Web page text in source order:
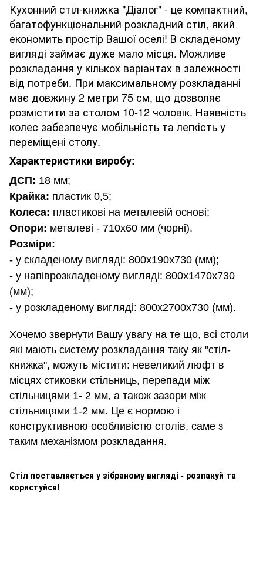
Кухонний стіл-книжка "Діалог" - це компактний,
багатофункціональний розкладний стіл, який
економить простір Вашої оселі! В складеному
вигляді займає дуже мало місця. Можливе
розкладання у кількох варіантах в залежності
від потреби. При максимальному розкладанні
має довжину 2 метри 75 см, що дозволяє
розмістити за столом 10-12 чоловік. Наявність
колес забезпечує мобільність та легкість у
переміщені столу.
Характеристики виробу:
ДСП: 18 мм;
Крайка: пластик 0,5;
Колеса: пластикові на металевій основі;
Опори: металеві - 710х60 мм (чорні).
Розміри:
- у складеному вигляді: 800х190х730 (мм);
- у напіврозкладеному вигляді: 800х1470х730
(мм);
- у розкладеному вигляді: 800х2700х730 (мм).
Хочемо звернути Вашу увагу на те що, всі столи
які мають систему розкладання таку як "стіл-
книжка", можуть містити: невеликий люфт в
місцях стиковки стільниць, перепади між
стільницями 1- 2 мм, а також зазори між
стільницями 1-2 мм. Це є нормою і
конструктивною особливістю столів, саме з
таким механізмом розкладання.
Стіл поставляється у зібраному вигляді - розпакуй та
користуйся!